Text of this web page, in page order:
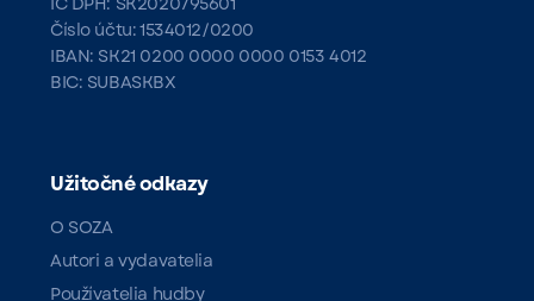
Číslo účtu: 1534012/0200
IBAN: SK21 0200 0000 0000 0153 4012
BIC: SUBASKBX
Užitočné odkazy
O SOZA
Autori a vydavatelia
Používatelia hudby